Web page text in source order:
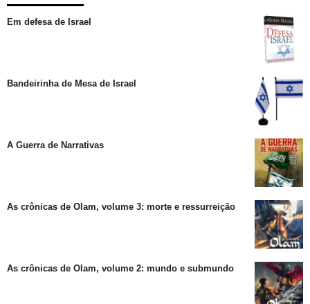
Em defesa de Israel
Bandeirinha de Mesa de Israel
A Guerra de Narrativas
As crônicas de Olam, volume 3: morte e ressurreição
As crônicas de Olam, volume 2: mundo e submundo